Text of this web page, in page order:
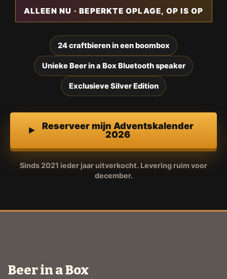
ALLEEN NU · BEPERKTE OPLAGE, OP IS OP
24 craftbieren in een boombox
Unieke Beer in a Box Bluetooth speaker
Exclusieve Silver Edition
Reserveer mijn Adventskalender
2026
Sinds 2021 ieder jaar uitverkocht. Levering ruim voor
december.
Beer in a Box